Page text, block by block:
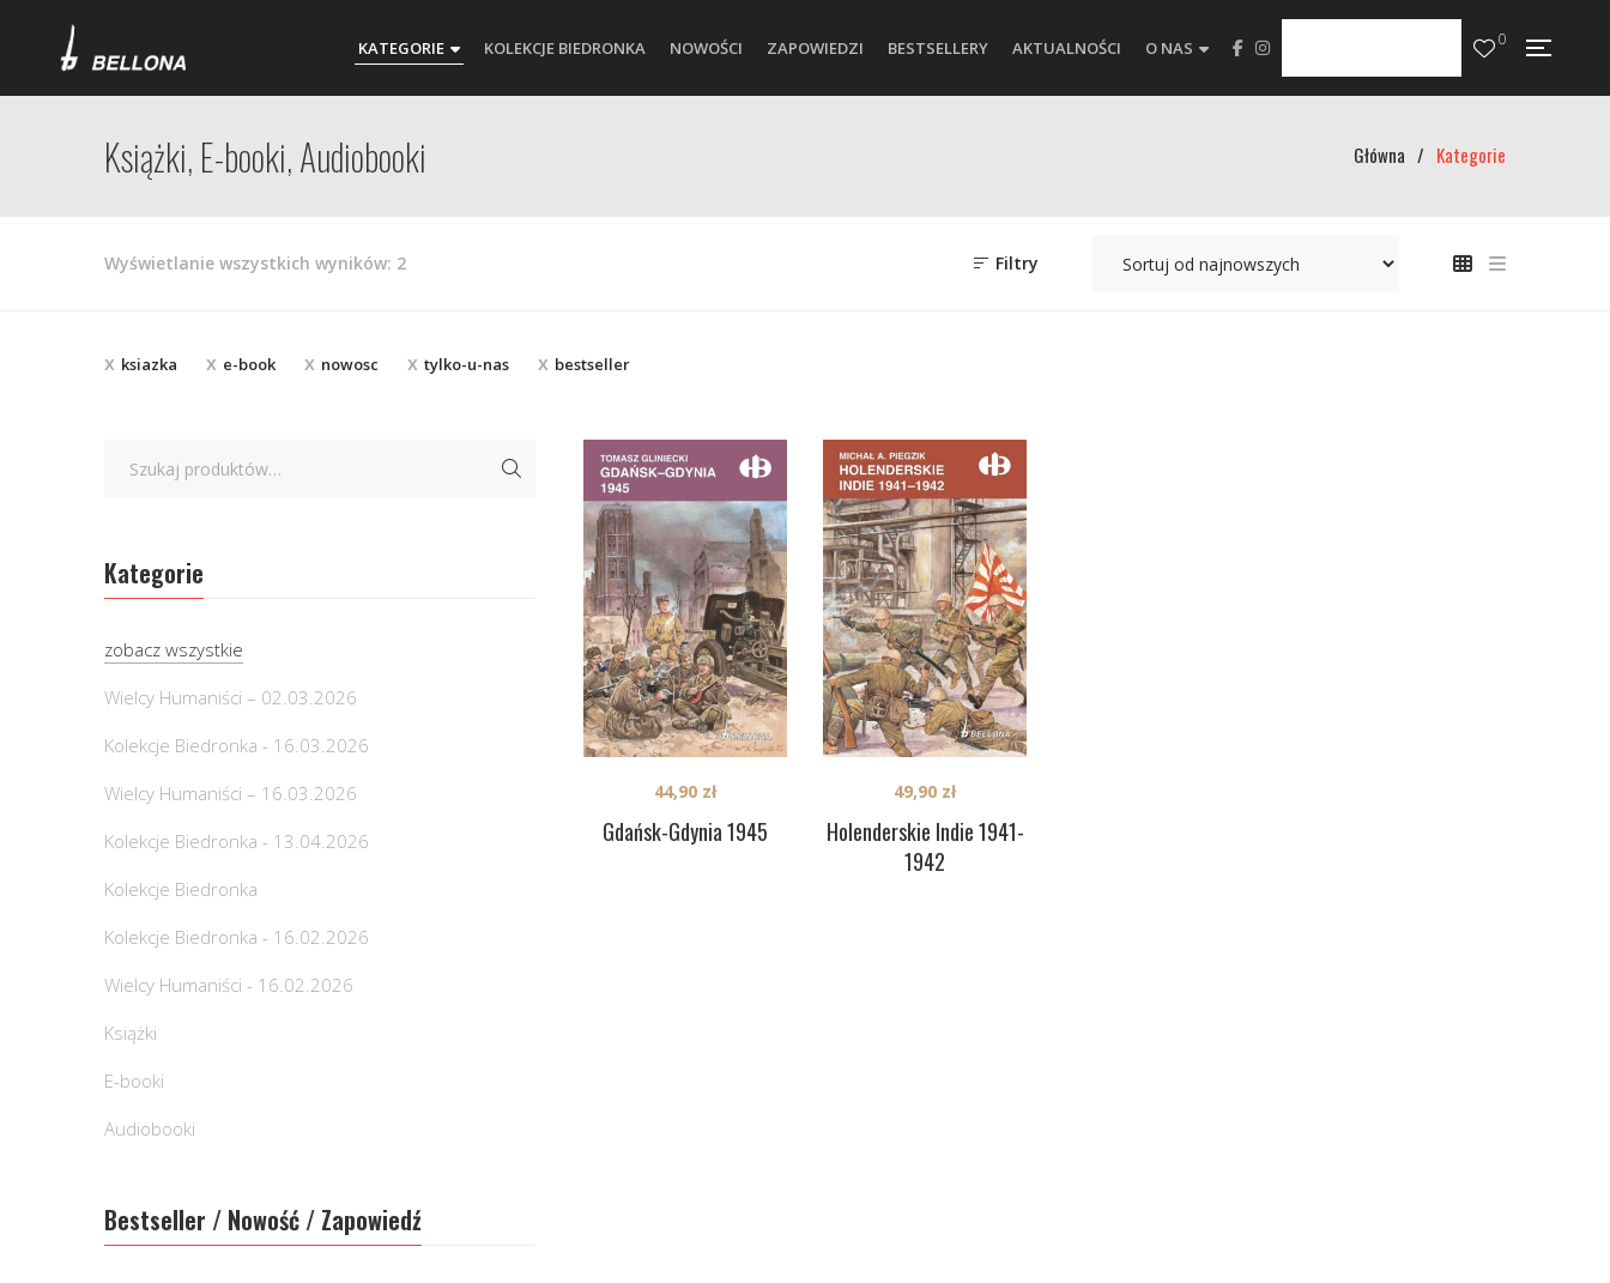
KATEGORIE KOLEKCJE BIEDRONKA NOWOŚCI ZAPOWIEDZI BESTSELLERY AKTUALNOŚCI O NAS 0
Książki, E-booki, Audiobooki Główna / Kategorie
Wyświetlanie wszystkich wyników: 2Posortowane
Filtry
ksiazka e-book nowosc tylko-u-nas bestseller
Gdańsk-Gdynia 1945
44,90 zł
Holenderskie Indie 1941-
1942
49,90 zł
Kategorie
zobacz wszystkie
Wielcy Humaniści – 02.03.2026
Kolekcje Biedronka - 16.03.2026
Wielcy Humaniści – 16.03.2026
Kolekcje Biedronka - 13.04.2026
Kolekcje Biedronka
Kolekcje Biedronka - 16.02.2026
Wielcy Humaniści - 16.02.2026
Książki
E-booki
Audiobooki
Bestseller / Nowość / Zapowiedź